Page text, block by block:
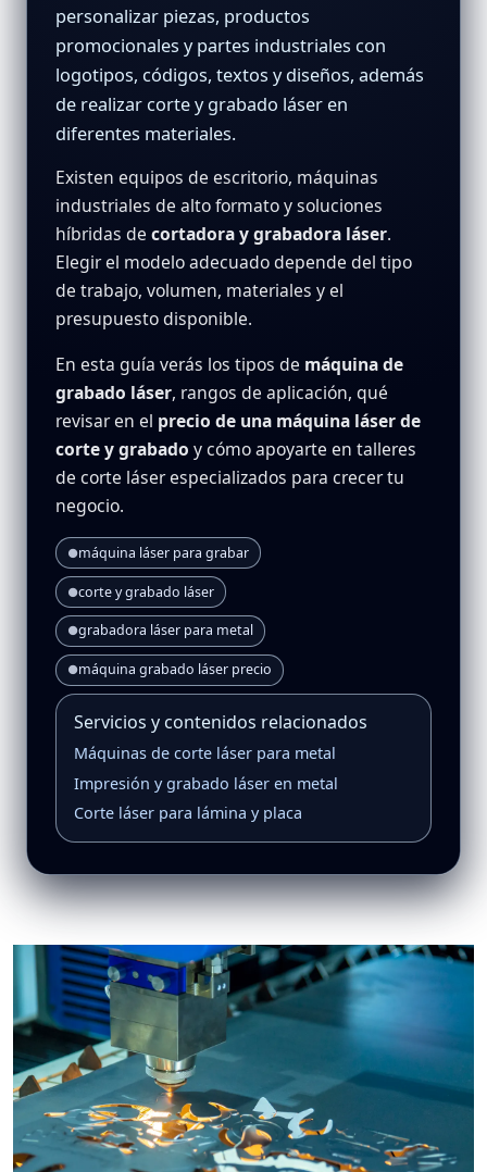
personalizar piezas, productos
promocionales y partes industriales con
logotipos, códigos, textos y diseños, además
de realizar corte y grabado láseren
diferentes materiales.
Existen equipos de escritorio, máquinas
industriales de alto formato y soluciones
híbridas de cortadora y grabadora láser.
Elegir el modelo adecuado depende del tipo
de trabajo, volumen, materiales y el
presupuesto disponible.
En esta guía verás los tipos de máquina de
grabado láser, rangos de aplicación, qué
revisar en el precio de una máquina láser de
corte y grabado y cómo apoyarte en talleres
de corte láser especializados para crecer tu
negocio.
●máquina láser para grabar
●corte y grabado láser
●grabadora láser para metal
●máquina grabado láser precio
Servicios y contenidos relacionados
Máquinas de corte láser para metal
Impresión y grabado láser en metal
Corte láser para lámina y placa